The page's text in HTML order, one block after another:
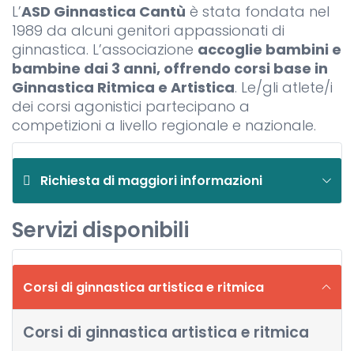
L’ASD Ginnastica Cantù è stata fondata nel
1989 da alcuni genitori appassionati di
ginnastica. L’associazione accoglie bambini e
bambine dai 3 anni, offrendo corsi base in
Ginnastica Ritmica e Artistica. Le/gli atlete/i
dei corsi agonistici partecipano a
competizioni a livello regionale e nazionale.
Richiesta di maggiori informazioni
Servizi disponibili
Corsi di ginnastica artistica e ritmica
Corsi di ginnastica artistica e ritmica